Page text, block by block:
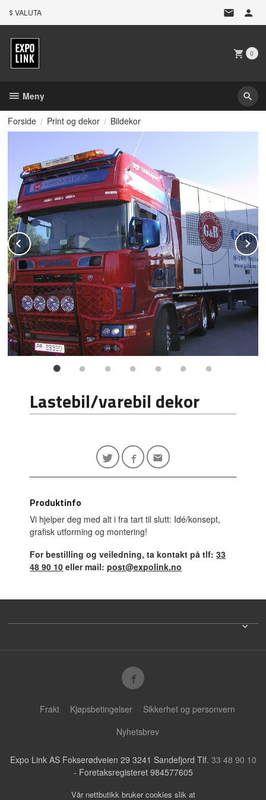
VALUTA
0
Meny
Forside Print og dekor Bildekor
Prev
Lastebil/varebil dekor
Produktinfo
Vi hjelper deg med alt i fra tart til slutt: Idé/konsept,
grafisk utforming og montering!
For bestilling og veiledning, ta kontakt på tlf:33
48 90 10 eller mail:post@expolink.no
Frakt Kjøpsbetingelser
Sikkerhet og personvern
Nyhetsbrev
Expo Link AS Fokserødveien 29 3241 Sandefjord Tlf. 33 48 90 10
- Foretaksregisteret 984577605
Vår nettbutikk bruker cookies slik at